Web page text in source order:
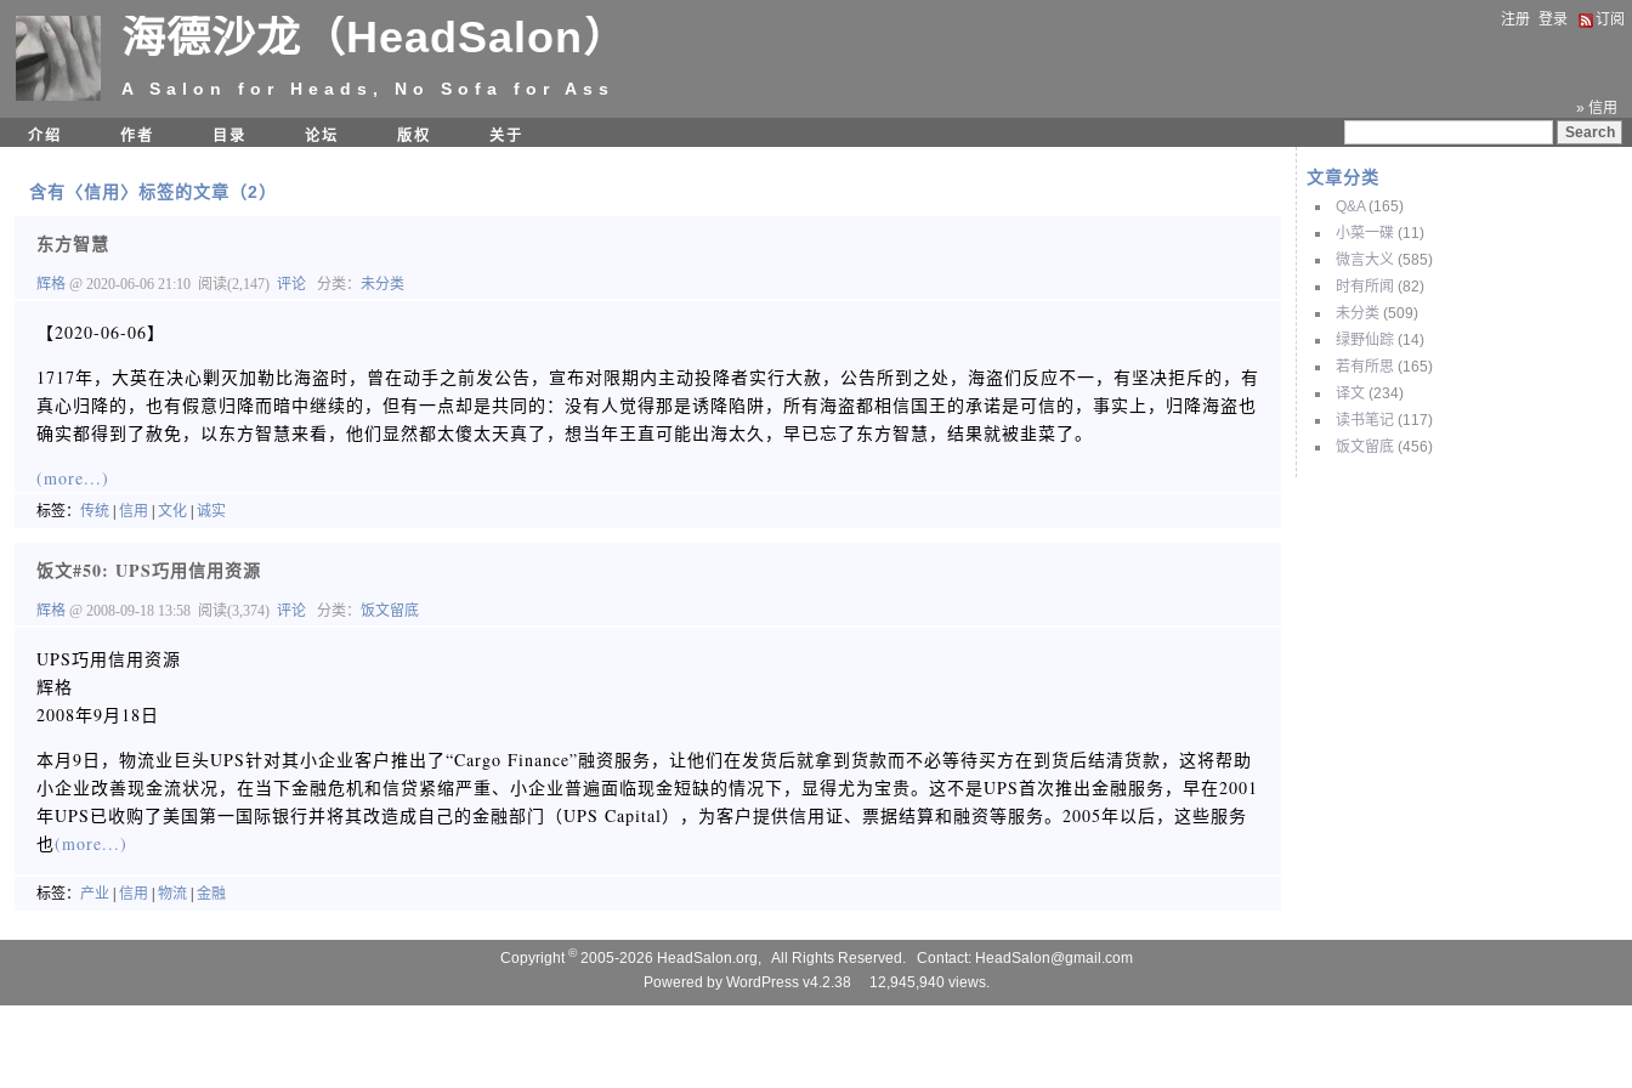
海德沙龙（HeadSalon）
A Salon for Heads, No Sofa for Ass
注册 登录 订阅
» 信用
介绍
作者 目录 论坛 版权 关于
文章分类
Q&A(165)
小菜一碟 (11)
微言大义 (585)
时有所闻 (82)
未分类 (509)
绿野仙踪 (14)
若有所思 (165)
译文 (234)
读书笔记 (117)
饭文留底 (456)
含有〈信用〉标签的文章（2）
东方智慧
辉格 @ 2020-06-06 21:10 阅读(2,147) 评论 分类： 未分类
【2020-06-06】
1717年，大英在决心剿灭加勒比海盗时，曾在动手之前发公告，宣布对限期内主动投降者实行大赦，公告所到之处，海盗们反应不一，有坚决拒斥的，有
真心归降的，也有假意归降而暗中继续的，但有一点却是共同的：没有人觉得那是诱降陷阱，所有海盗都相信国王的承诺是可信的，事实上，归降海盗也
确实都得到了赦免，以东方智慧来看，他们显然都太傻太天真了，想当年王直可能出海太久，早已忘了东方智慧，结果就被韭菜了。
(more...)
标签： 传统 信用 文化 诚实
饭文#50: UPS巧用信用资源
辉格 @ 2008-09-18 13:58 阅读(3,374) 评论 分类： 饭文留底
UPS巧用信用资源
辉格
2008年9月18日
本月9日，物流业巨头UPS针对其小企业客户推出了“Cargo Finance”融资服务，让他们在发货后就拿到货款而不必等待买方在到货后结清货款，这将帮助
小企业改善现金流状况，在当下金融危机和信贷紧缩严重、小企业普遍面临现金短缺的情况下，显得尤为宝贵。这不是UPS首次推出金融服务，早在2001
年UPS已收购了美国第一国际银行并将其改造成自己的金融部门（UPS Capital），为客户提供信用证、票据结算和融资等服务。2005年以后，这些服务
也(more...)
标签： 产业 信用 物流 金融
Copyright© 2005-2026 HeadSalon.org, All Rights Reserved. Contact: HeadSalon@gmail.com
Powered by WordPress v4.2.38 12,945,940 views.